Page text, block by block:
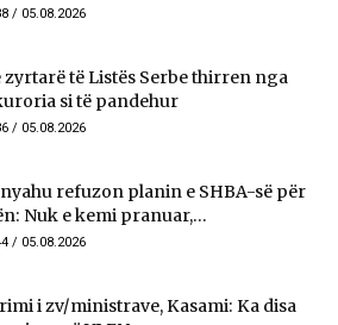
/ 05.08.2026
zyrtarë të Listës Serbe thirren nga
si të pandehur
/ 05.08.2026
refuzon planin e SHBA-së për
Nuk e kemi pranuar,...
/ 05.08.2026
i zv/ministrave, Kasami: Ka disa